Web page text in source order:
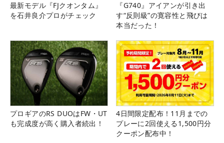
最新モデル『FJクオンタム』
を石井良介プロがチェック
『G740』アイアンが引き出
す“反則級”の寛容性と飛びは
本当だった！
プロギアのRS DUOはFW・UT
も完成度が高く購入者続出！
4日間限定配布！11月までの
プレーに2回使える1,500円分
クーポン配布中！